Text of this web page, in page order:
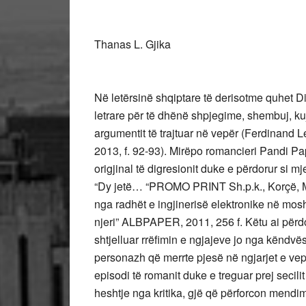
Thanas L. Gjika
Në letërsinë shqiptare të derisotme quhet Digresion -hapja e një paranteze në rrjedhën e një vepre letrare për të dhënë shpjegime, shembuj, kujtime, meditime dhe episode që sqarojnë disa hollësi të argumentit të trajtuar në vepër (Ferdinand Leka “Fjalor i termave të letërsisë” INFBOTUES Tiranë 2013, f. 92-93). Mirëpo romancieri Pandi Papando në romanin e ri ka eksperimentuar një përdorim origjinal të digresionit duke e përdorur si mjet artistik për krijimin e subjektit të romanit të tij të dytë “Dy jetë… “PROMO PRINT Sh.p.k., Korçë, Maj 2014, 224 faqe.Pandi Papando erdhi si romancier nga radhët e ingjinerisë elektronike në moshë pjekurie dhe na befasoi me romanin e parë “Një njeri” ALBPAPER, 2011, 256 f. Këtu ai përdori një mënyre të re të ndërtimit të subjektit duke e shtjelluar rrëfimin e ngjajeve jo nga këndvështrimi i autorit, por nga këndvështrimi i secilit personazh që merrte pjesë në ngjarjet e veprës. Për herë të parë ky autor solli rrëfimin e çdo episodi të romanit duke e treguar prej secilit personazh që merrte pjesë në të. Ky roman kaloi në heshtje nga kritika, gjë që përforcon mendimin se në Shqipëri nuk ka kritikë letrare shkencore. Kritika letrare shkencore kërkon investime nga institucionet shtetërore, sepse një kritik letrar është vështirë të dalë spontanisht si mund të dalë një poet, prozator e dramaturg. Formimi i kritikut letrar kërkon disa vite studimi, specializimi dhe akumulimi, gjë që nuk mund të realizohet pa përkrahjen financiare të shtetit në një shoqëri të varfër si është shoqëria shqiptare sot.Romancieri Papando nuk u fye nga heshtja e kritikës, u kënaq nga disa vlerësime të pjesëshme gojore që i dhanë shokët, ose e-mail që i shkruan disa miq, midis të cilëve dhe unë. Sivjet gjatë qershorit, kur u takuam në Korçë më dhuroi këtë romanin e tij të dytë, botuar shtatë vjet më parë. U mbrekullova me rrjedhshmërinë e rrëfimit përmes ndërfutjeve të shkathta të ngjarjeve që kishin ndodhur ose ndodhnin në kohë të ndryshme. Kalimi nga një ngjarje a situatë në një tjetër realizohet me lehtësi pa asnjë paralajmërim dhe pa e ngatërruar aspak lexuesin. U intrigova gjithnjë e më shumë derisa e mbarova së lexuari pa e lëshuar nga duart.Linjat e shtjellimit të ngjarjeve ndërthurren në jetën e Gjergji Linotopit -heroit të veprës. Ky student e pastaj pedagog i Universitetit Shtetëror të Tiranës, gjatë vitit të parë si pedagog pati rast të njihej me një studente, që iu qep për t’u fejuar, por martesa midis tyre nuk u realizua, për shkak të ndërhyrjes së Sigurimit të Shtetit dhe babait të saj një komunist karierist.Gjergji, gjatë specializimit në Itali kishte udhëtuar rastësisht në një vagon treni nga Milanua në Romë, ku ishte njohur me bukuroshen amerikane, Dajana. Kjo u muarr vesh prej sigurimsit të Ambasadës shqiptare të Romës dhe u dërgua si informacion se ai mund të ishte rekrutuar prej agjenturës amerikane. Kjo shkaktoi ndarjen e tij prej Lindës dhe transferimin si mësues në një fshat të thellë malor të Korçës. Aty në gjendje gjysëminternimi ai u njoh e u dashurua me mësuesen Diana, me të cilën u martua. Mbas martesës ata u shtuan me një djalë, të cilin e quajtën Petro për respekt të gjyshit, babait të Gjergjit. Kur u rrit ky djalë emigroi në SHBA bashkë me nusen e tij. Në SHBA ai mori emrin Peter / Piter, kurse djalin që lindën në atdheun e ri e quajtën Xhorxh (George), sipas variantit amerikan të emrit shqiptar Gjergj, gjyshit të fëmijës.Mbasi jeta ka rrjedhur deri këtu mësojmë se amerikaia e bukur Dajana i kishte lënë amanet së bijës Beti të sqaronte dyshimin e vet se mos ishte bijë e specializantit shqiptar, për të cilin ajo dinte vetëm emrin e mbiemrin dhe se ai kishte qenë duke u specializuar në Itali në vitin 1984, kur patën rast të udhëtonin së bashku në një vagon treni gjatë natës 22 qershor nga Milano në Romë dhe gjatë paradites së 23 qershorit në Romë.Nga shënimet e ditarit, që Dajana kishte mbajtur e i kishte dhënë së bijës për t’i lexuar dhe nga kujtimet e Gjergjit, që autori i riprodhon pas telefonatave që i bëri Beti; marrim vesh se ky dhe amerikania Dajana gjatë shoqërimit të së djelës më 23 qershor përjetuan një aventurë erotike. Ata nuk e përballuan dot tundimin dhe kryen marrëdhënie seksuale në një hotel si të dehur nga ndjenja të zjarrta epshore, si te novela